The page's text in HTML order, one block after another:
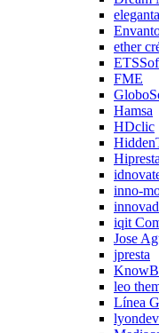
ether
FME
Hamsa
HDclic
Hipresta
inno-
iqit
Jose
jpresta
leo
Línea
lyondev